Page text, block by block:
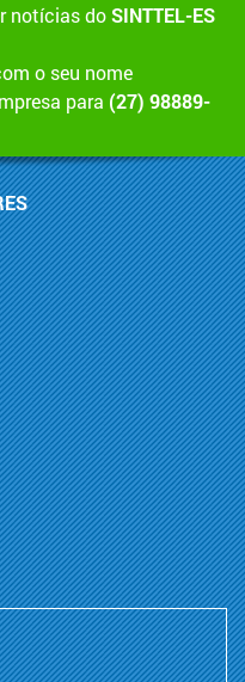
notícias doSINTTEL-ES
o seu nome
para (27) 98889-